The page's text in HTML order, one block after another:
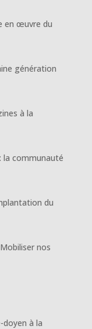
en œuvre du
génération
à la
la communauté
du
nos
doyen à la